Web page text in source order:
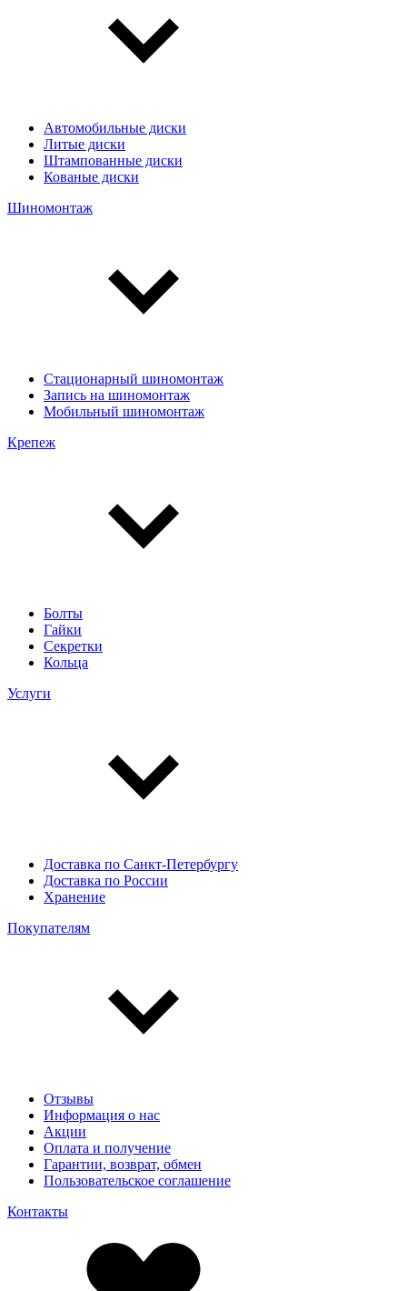
Автомобильные диски
Литые диски
Штампованные диски
Кованые диски
Шиномонтаж
Стационарный шиномонтаж
Запись на шиномонтаж
Мобильный шиномонтаж
Крепеж
Болты
Гайки
Секретки
Кольца
Услуги
Доставка по Санкт-Петербургу
Доставка по России
Хранение
Покупателям
Отзывы
Информация о нас
Акции
Оплата и получение
Гарантии, возврат, обмен
Пользовательское соглашение
Контакты